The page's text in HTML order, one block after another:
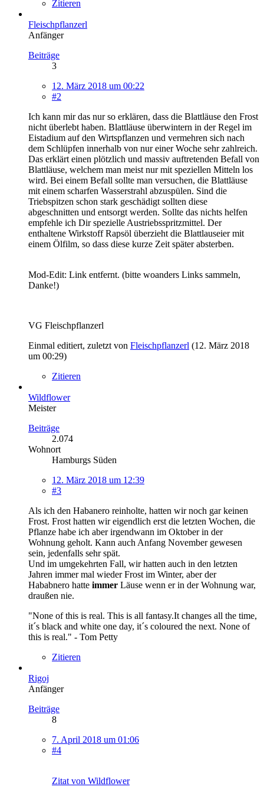
Zitieren
Fleischpflanzerl
Anfänger
Beiträge
3
12. März 2018 um 00:22
#2
Ich kann mir das nur so erklären, dass die Blattläuse den Frost
nicht überlebt haben. Blattläuse überwintern in der Regel im
Eistadium auf den Wirtspflanzen und vermehren sich nach
dem Schlüpfen innerhalb von nur einer Woche sehr zahlreich.
Das erklärt einen plötzlich und massiv auftretenden Befall von
Blattläuse, welchem man meist nur mit speziellen Mitteln los
wird. Bei einem Befall sollte man versuchen, die Blattläuse
mit einem scharfen Wasserstrahl abzuspülen. Sind die
Triebspitzen schon stark geschädigt sollten diese
abgeschnitten und entsorgt werden. Sollte das nichts helfen
empfehle ich Dir spezielle Austriebsspritzmittel. Der
enthaltene Wirkstoff Rapsöl überzieht die Blattlauseier mit
einem Ölfilm, so dass diese kurze Zeit später absterben.
Mod-Edit: Link entfernt. (bitte woanders Links sammeln,
Danke!)
VG Fleischpflanzerl
Einmal editiert, zuletzt von Fleischpflanzerl (12. März 2018
um 00:29)
Zitieren
Wildflower
Meister
Beiträge
2.074
Wohnort
Hamburgs Süden
12. März 2018 um 12:39
#3
Als ich den Habanero reinholte, hatten wir noch gar keinen
Frost. Frost hatten wir eigendlich erst die letzten Wochen, die
Pflanze habe ich aber irgendwann im Oktober in der
Wohnung geholt. Kann auch Anfang November gewesen
sein, jedenfalls sehr spät.
Und im umgekehrten Fall, wir hatten auch in den letzten
Jahren immer mal wieder Frost im Winter, aber der
Hababnero hatte immer Läuse wenn er in der Wohnung war,
draußen nie.
"None of this is real. This is all fantasy.It changes all the time,
it´s black and white one day, it´s coloured the next. None of
this is real." - Tom Petty
Zitieren
Rigoj
Anfänger
Beiträge
8
7. April 2018 um 01:06
#4
Zitat von Wildflower